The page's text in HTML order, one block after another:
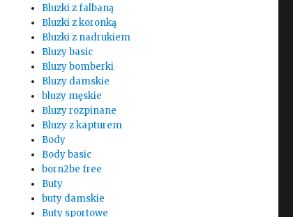
Bluzki z falbaną
Bluzki z koronką
Bluzki z nadrukiem
Bluzy basic
Bluzy bomberki
Bluzy damskie
bluzy męskie
Bluzy rozpinane
Bluzy z kapturem
Body
Body basic
born2be free
Buty
buty damskie
Buty sportowe